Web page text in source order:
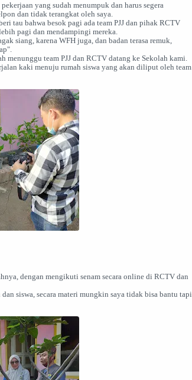
yang sudah menumpuk dan harus segera
dan tidak terangkat oleh saya.
tau bahwa besok pagi ada team PJJ dan pihak RCTV
pagi dan mendampingi mereka.
siang, karena WFH juga, dan badan terasa remuk,
menunggu team PJJ dan RCTV datang ke Sekolah kami.
kaki menuju rumah siswa yang akan diliput oleh team
dengan mengikuti senam secara online di RCTV dan
siswa, secara materi mungkin saya tidak bisa bantu tapi